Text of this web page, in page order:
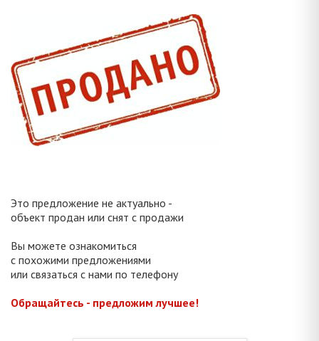
Это предложение не актуально -
объект продан или снят с продажи
Вы можете ознакомиться
с похожими предложениями
или связаться с нами по телефону
Обращайтесь - предложим лучшее!